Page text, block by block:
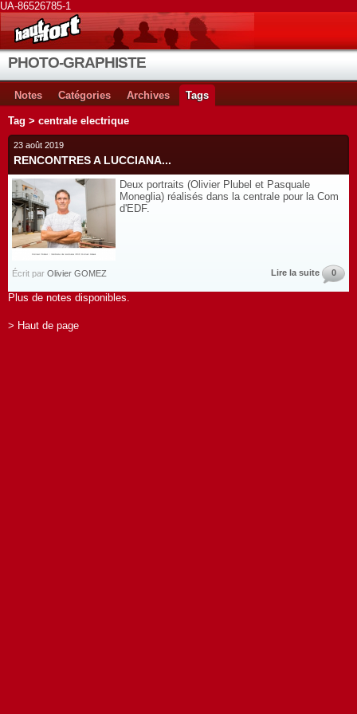
UA-86526785-1
PHOTO-GRAPHISTE
Notes Catégories Archives Tags
Tag > centrale electrique
23 août 2019
RENCONTRES A LUCCIANA...
Deux portraits (Olivier Plubel et Pasquale
Moneglia) réalisés dans la centrale pour la Com
d'EDF.
Écrit par Olivier GOMEZ Lire la suite 0
Plus de notes disponibles.
> Haut de page